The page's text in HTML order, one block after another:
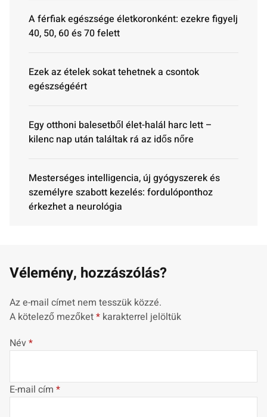
A férfiak egészsége életkoronként: ezekre figyelj
40, 50, 60 és 70 felett
Ezek az ételek sokat tehetnek a csontok
egészségéért
Egy otthoni balesetből élet-halál harc lett –
kilenc nap után találtak rá az idős nőre
Mesterséges intelligencia, új gyógyszerek és
személyre szabott kezelés: fordulóponthoz
érkezhet a neurológia
Vélemény, hozzászólás?
Az e-mail címet nem tesszük közzé.
A kötelező mezőket* karakterrel jelöltük
Név*
E-mail cím *